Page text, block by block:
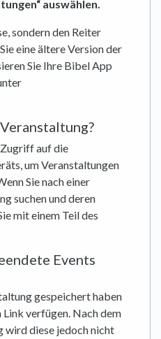
auswählen.
sondern den Reiter
eine ältere Version der
Sie Ihre Bibel App
auf die
um Veranstaltungen
Sie nach einer
suchen und deren
mit einem Teil des
Events
gespeichert haben
verfügen. Nach dem
wird diese jedoch nicht